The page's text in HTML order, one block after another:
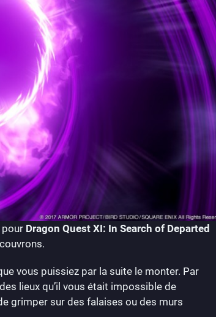
pour Dragon Quest XI: In Search of Departed
vous puissiez par la suite le monter. Par
lieux qu’il vous était impossible de
grimper sur des falaises ou des murs